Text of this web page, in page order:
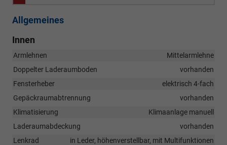
Allgemeines
Innen
Armlehnen
Mittelarmlehne
Doppelter Laderaumboden
vorhanden
Fensterheber
elektrisch 4-fach
Gepäckraumabtrennung
vorhanden
Klimatisierung
Klimaanlage manuell
Laderaumabdeckung
vorhanden
Lenkrad
in Leder, höhenverstellbar, mit Multifunktionen